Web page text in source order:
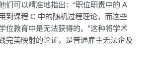
们可以精准地指出：“职位职责中的 A
到课程 C 中的随机过程理论，而这些
位教育中是无法获得的。”这种将学术
完美映射的论证，是普通雇主无法企及